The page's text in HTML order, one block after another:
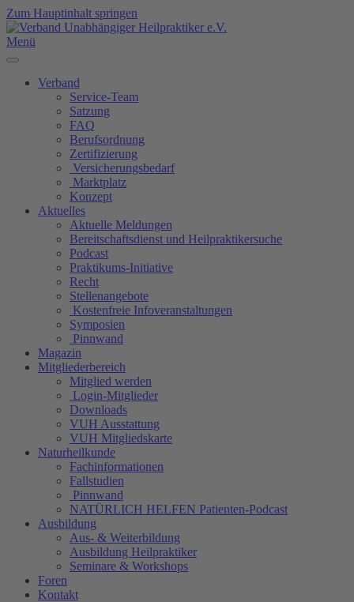
Zum Hauptinhalt springen
Menü
Verband
Service-Team
Satzung
FAQ
Berufsordnung
Zertifizierung
Versicherungsbedarf
Marktplatz
Konzept
Aktuelles
Aktuelle Meldungen
Bereitschaftsdienst und Heilpraktikersuche
Podcast
Praktikums-Initiative
Recht
Stellenangebote
Kostenfreie Infoveranstaltungen
Symposien
Pinnwand
Magazin
Mitgliederbereich
Mitglied werden
Login-Mitglieder
Downloads
VUH Ausstattung
VUH Mitgliedskarte
Naturheilkunde
Fachinformationen
Fallstudien
Pinnwand
NATÜRLICH HELFEN Patienten-Podcast
Ausbildung
Aus- & Weiterbildung
Ausbildung Heilpraktiker
Seminare & Workshops
Foren
Kontakt